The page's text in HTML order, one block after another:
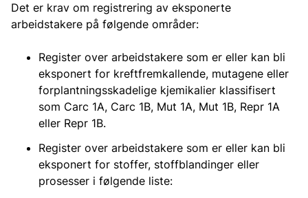
Det er krav om registrering av eksponerte
arbeidstakere på følgende områder:
Register over arbeidstakere som er eller kan bli
eksponert for kreftfremkallende, mutagene eller
forplantningsskadelige kjemikalier klassifisert
som Carc 1A, Carc 1B, Mut 1A, Mut 1B, Repr 1A
eller Repr 1B.
Register over arbeidstakere som er eller kan bli
eksponert for stoffer, stoffblandinger eller
prosesser i følgende liste: